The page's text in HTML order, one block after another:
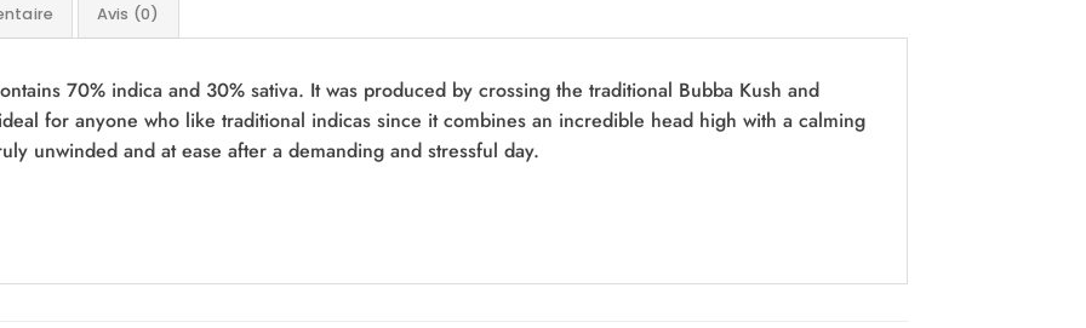
Avis (0)
70% indica and 30% sativa. It was produced by crossing the traditional Bubba Kush and
for anyone who like traditional indicas since it combines an incredible head high with a calming
unwinded and at ease after a demanding and stressful day.